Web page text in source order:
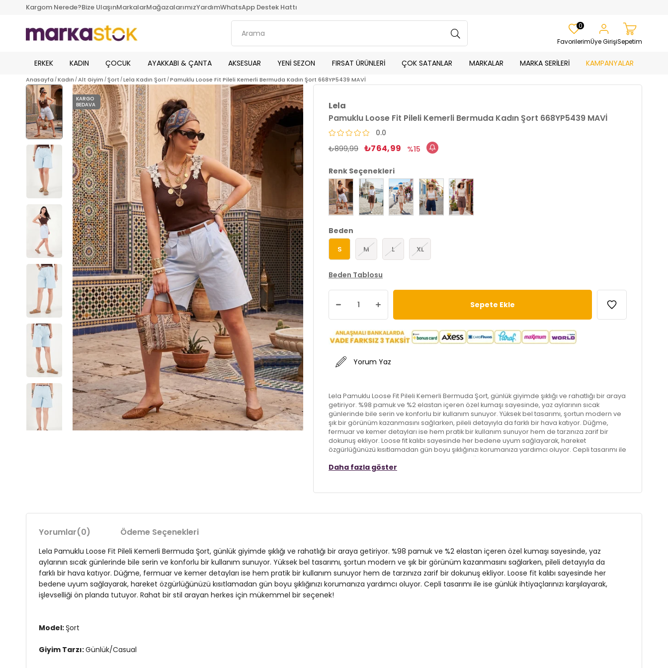
Kargom Nerede?Bize UlaşınMarkalarMağazalarımızYardımWhatsApp Destek Hattı
Favorilerim
0
Üye GirişiSepetim
ERKEK KADIN ÇOCUK AYAKKABI & ÇANTA AKSESUAR YENİ SEZON FIRSAT ÜRÜNLERİ ÇOK SATANLAR MARKALAR MARKA SERİLERİ KAMPANYALAR
Anasayfa Kadın Alt Giyim Şort Lela Kadın Şort Pamuklu Loose Fit Pileli Kemerli Bermuda Kadın Şort 668YP5439 MAVİ
KARGO
BEDAVA
Lela
Pamuklu Loose Fit Pileli Kemerli Bermuda Kadın Şort 668YP5439 MAVİ
0.0
₺899,99 ₺764,99 15
Renk Seçenekleri
Beden
S M L XL
Beden Tablosu
Yorum Yaz
Lela Pamuklu Loose Fit Pileli Kemerli Bermuda Şort, günlük giyimde şıklığı ve rahatlığı bir araya
getiriyor. %98 pamuk ve %2 elastan içeren özel kumaşı sayesinde, yaz aylarının sıcak
günlerinde bile serin ve konforlu bir kullanım sunuyor. Yüksek bel tasarımı, şortun modern ve
şık bir görünüm kazanmasını sağlarken, pileli detayıyla da farklı bir hava katıyor. Düğme,
fermuar ve kemer detayları ise hem pratik bir kullanım sunuyor hem de tarzınıza zarif bir
dokunuş ekliyor. Loose fit kalıbı sayesinde her bedene uyum sağlayarak, hareket
özgürlüğünüzü kısıtlamadan gün boyu şıklığınızı korumanıza yardımcı oluyor. Cepli tasarımı ile
ise günlük ihtiyaçlarınızı karşılayarak, işlevselliği ön planda tutuyor. Rahat bir stil arayan
herkes için mükemmel bir seçenek!
Model:Şort
Giyim Tarzı:Günlük/Casual
Kapama Şekli: Düğme, Fermuar ve Kemerli
Cep:Cepli
Kumaş Tipi:Belirtilmemiş
Daha fazla göster
Yorumlar(0) Ödeme Seçenekleri
Lela Pamuklu Loose Fit Pileli Kemerli Bermuda Şort, günlük giyimde şıklığı ve rahatlığı bir araya getiriyor. %98 pamuk ve %2 elastan içeren özel kumaşı sayesinde, yaz
aylarının sıcak günlerinde bile serin ve konforlu bir kullanım sunuyor. Yüksek bel tasarımı, şortun modern ve şık bir görünüm kazanmasını sağlarken, pileli detayıyla da
farklı bir hava katıyor. Düğme, fermuar ve kemer detayları ise hem pratik bir kullanım sunuyor hem de tarzınıza zarif bir dokunuş ekliyor. Loose fit kalıbı sayesinde her
bedene uyum sağlayarak, hareket özgürlüğünüzü kısıtlamadan gün boyu şıklığınızı korumanıza yardımcı oluyor. Cepli tasarımı ile ise günlük ihtiyaçlarınızı karşılayarak,
işlevselliği ön planda tutuyor. Rahat bir stil arayan herkes için mükemmel bir seçenek!
Model: Şort
Giyim Tarzı:Günlük/Casual